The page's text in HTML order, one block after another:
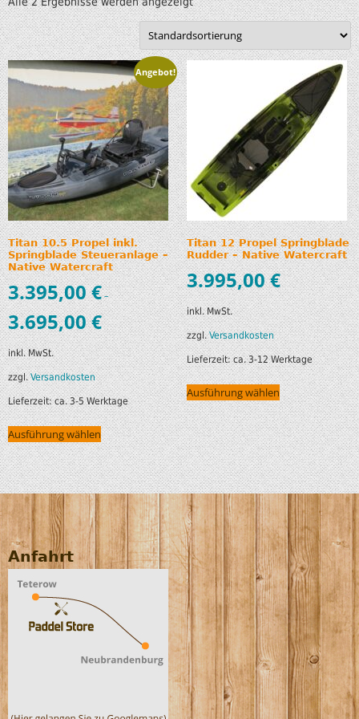
Angebot!
Titan 10.5 Propel inkl.
Springblade Steueranlage –
Native Watercraft
3.395,00€–
3.695,00€
inkl. MwSt.
zzgl.Versandkosten
Lieferzeit:ca. 3-5 Werktage
Ausführung wählen
Titan 12 Propel Springblade
Rudder – Native Watercraft
3.995,00€
inkl. MwSt.
zzgl.Versandkosten
Lieferzeit:ca. 3-12 Werktage
Ausführung wählen
Anfahrt